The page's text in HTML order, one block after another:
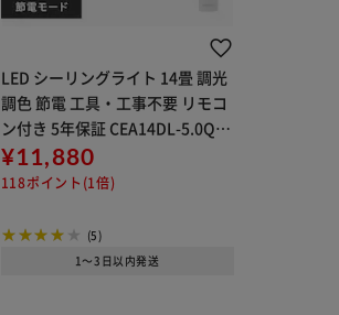
LED シーリングライト 14畳 調光
調色 節電 工具・工事不要 リモコ
ン付き 5年保証 CEA14DL-5.0QW
FM
¥11,880
118ポイント(1倍)
(5)
1～3日以内発送